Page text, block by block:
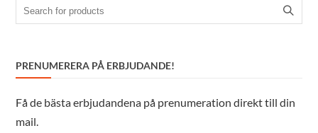
Search
for:
PRENUMERERA PÅ ERBJUDANDE!
Få de bästa erbjudandena på prenumeration direkt till din
mail.